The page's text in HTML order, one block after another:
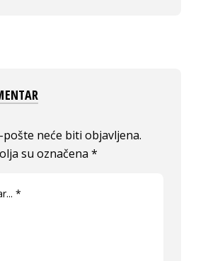
pošte neće biti objavljena.
su označena*